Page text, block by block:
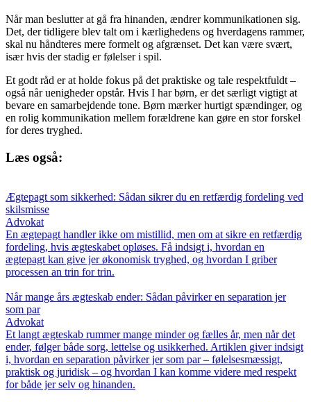
Når man beslutter at gå fra hinanden, ændrer kommunikationen sig.
Det, der tidligere blev talt om i kærlighedens og hverdagens rammer,
skal nu håndteres mere formelt og afgrænset. Det kan være svært,
især hvis der stadig er følelser i spil.
Et godt råd er at holde fokus på det praktiske og tale respektfuldt –
også når uenigheder opstår. Hvis I har børn, er det særligt vigtigt at
bevare en samarbejdende tone. Børn mærker hurtigt spændinger, og
en rolig kommunikation mellem forældrene kan gøre en stor forskel
for deres tryghed.
Læs også:
Ægtepagt som sikkerhed: Sådan sikrer du en retfærdig fordeling ved
skilsmisse
Advokat
En ægtepagt handler ikke om mistillid, men om at sikre en retfærdig
fordeling, hvis ægteskabet opløses. Få indsigt i, hvordan en
ægtepagt kan give jer økonomisk tryghed, og hvordan I griber
processen an trin for trin.
Når mange års ægteskab ender: Sådan påvirker en separation jer
som par
Advokat
Et langt ægteskab rummer mange minder og fælles år, men når det
ender, følger både sorg, lettelse og usikkerhed. Artiklen giver indsigt
i, hvordan en separation påvirker jer som par – følelsesmæssigt,
praktisk og juridisk – og hvordan I kan komme videre med respekt
for både jer selv og hinanden.